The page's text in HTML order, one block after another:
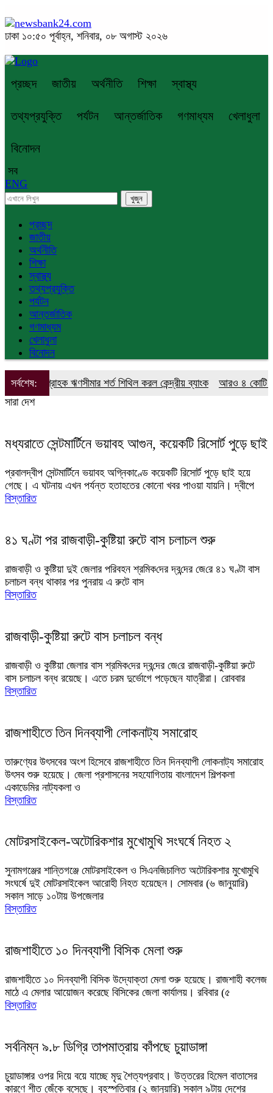
ঢাকা ১০:৫০ পূর্বাহ্ন, শনিবার, ০৮ অগাস্ট ২০২৬
প্রচ্ছদ জাতীয় অর্থনীতি শিক্ষা স্বাস্থ্য
তথ্যপ্রযুক্তি পর্যটন আন্তর্জাতিক গণমাধ্যম খেলাধুলা
বিনোদন
সব
ENG
প্রচ্ছদ
জাতীয়
অর্থনীতি
শিক্ষা
স্বাস্থ্য
তথ্যপ্রযুক্তি
পর্যটন
আন্তর্জাতিক
গণমাধ্যম
খেলাধুলা
বিনোদন
সর্বশেষ:
একক গ্রাহক ঋণসীমার শর্ত শিথিল করল কেন্দ্রীয় ব্যাংক
আরও ৪ কোটি
সারা দেশ
মধ্যরাতে সেন্টমার্টিনে ভয়াবহ আগুন, কয়েকটি রিসোর্ট পুড়ে ছাই
প্রবালদ্বীপ সেন্টমার্টিনে ভয়াবহ অগ্নিকাণ্ডে কয়েকটি রিসোর্ট পুড়ে ছাই হয়ে
গেছে। এ ঘটনায় এখন পর্যন্ত হতাহতের কোনো খবর পাওয়া যায়নি। দ্বীপে
বিস্তারিত
৪১ ঘণ্টা পর রাজবাড়ী-কুষ্টিয়া রুটে বাস চলাচল শুরু
রাজবাড়ী ও কু‌ষ্টিয়া দুই জেলার পরিবহন শ্রমিক‌দের দ্ব‌ন্দের জে‌রে ৪১ ঘণ্টা বাস
চলাচল বন্ধ থাকার পর পুনরায় এ রুটে বাস
বিস্তারিত
রাজবাড়ী-কুষ্টিয়া রুটে বাস চলাচল বন্ধ
রাজবাড়ী ও কু‌ষ্টিয়া জেলার বাস শ্রমিক‌দের দ্ব‌ন্দের জে‌রে রাজবাড়ী-কুষ্টিয়া রুটে
বাস চলাচল বন্ধ রয়েছে। এতে চরম দুর্ভোগে পড়েছেন যাত্রীরা। রোববার
বিস্তারিত
রাজশাহীতে তিন দিনব্যাপী লোকনাট্য সমারোহ
তারুণ্যের উৎসবের অংশ হিসেবে রাজশাহীতে তিন দিনব্যাপী লোকনাট্য সমারোহ
উৎসব শুরু হয়েছে। জেলা প্রশাসনের সহযোগিতায় বাংলাদেশ শিল্পকলা
একাডেমির নাট্যকলা ও
বিস্তারিত
মোটরসাইকেল-অটোরিকশার মুখোমুখি সংঘর্ষে নিহত ২
সুনামগঞ্জের শান্তিগঞ্জে মোটরসাইকেল ও সিএনজিচালিত অটোরিকশার মুখোমুখি
সংঘর্ষে দুই মোটরসাইকেল আরোহী নিহত হয়েছেন। সোমবার (৬ জানুয়ারি)
সকাল সাড়ে ১০টায় উপজেলার
বিস্তারিত
রাজশাহীতে ১০ দিনব্যাপী বিসিক মেলা শুরু
রাজশাহীতে ১০ দিনব্যাপী বিসিক উদ্যোক্তা মেলা শুরু হয়েছে। রাজশাহী কলেজ
মাঠে এ মেলার আয়োজন করেছে বিসিকের জেলা কার্যালয়। রবিবার (৫
বিস্তারিত
সর্বনিম্ন ৯.৮ ডিগ্রি তাপমাত্রায় কাঁপছে চুয়াডাঙ্গা
চুয়াডাঙ্গার ওপর দিয়ে বয়ে যাচ্ছে মৃদু শৈত্যপ্রবাহ। উত্তরের হিমেল বাতাসের
কারণে শীত জেঁকে বসেছে। বৃহস্পতিবার (২ জানুয়ারি) সকাল ৯টায় দেশের